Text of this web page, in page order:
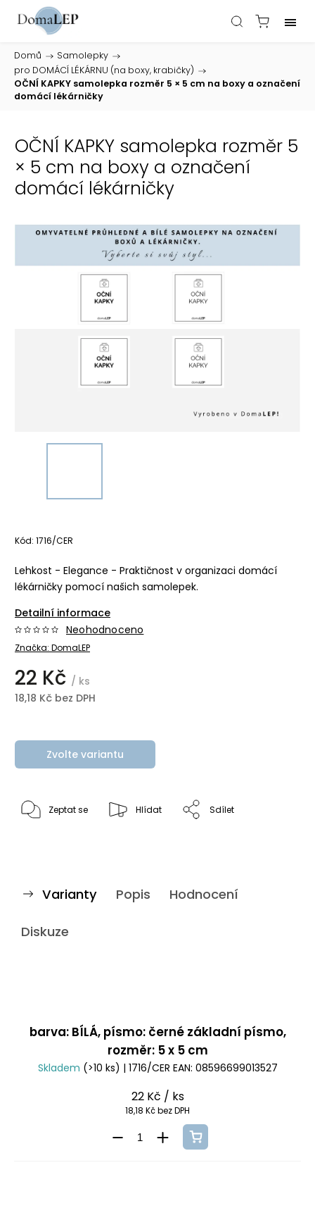
Domů / Samolepky /
pro DOMÁCÍ LÉKÁRNU (na boxy, krabičky) /
OČNÍ KAPKY samolepka rozměr 5 × 5 cm na boxy a označení
domácí lékárničky
OČNÍ KAPKY samolepka rozměr 5
× 5 cm na boxy a označení
domácí lékárničky
Kód: 1716/CER
Lehkost - Elegance - Praktičnost v organizaci domácí
lékárničky pomocí našich samolepek.
Detailní informace
Značka: DomaLEP
Neohodnoceno
22 Kč / ks
18,18 Kč bez DPH
Zvolte variantu
Zeptat se Hlídat Sdílet
Varianty Popis Hodnocení
Diskuze
barva: BÍLÁ, písmo: černé základní písmo,
rozměr: 5 x 5 cm
Skladem (>10 ks) | 1716/CER EAN: 08596699013527
22 Kč / ks
18,18 Kč bez DPH